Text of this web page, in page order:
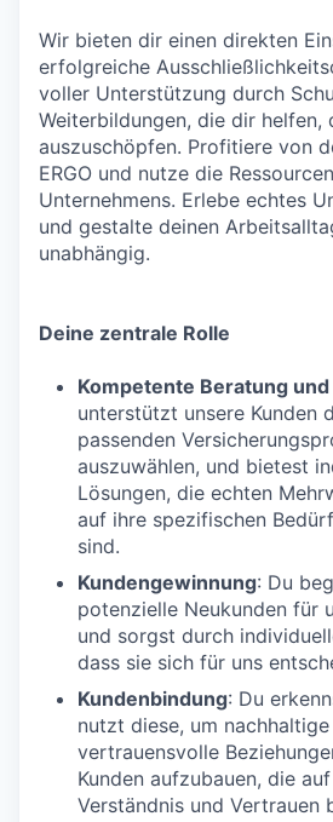
Wir bieten dir einen direkten
erfolgreiche
voller Unterstützung durch
Weiterbildungen, die dir helfen,
auszuschöpfen. Profitiere von
ERGO und nutze die
Unternehmens. Erlebe echtes
und gestalte deinen
unabhängig.
Deine zentrale Rolle
Kompetente Beratung
unterstützt unsere Kunden
passenden
auszuwählen, und bietest
Lösungen, die echten
auf ihre spezifischen
sind.
Kundengewinnung: Du
potenzielle Neukunden für
und sorgst durch
dass sie sich für uns
Kundenbindung: Du
nutzt diese, um nachhaltige
vertrauensvolle
Kunden aufzubauen, die
Verständnis und Vertrauen